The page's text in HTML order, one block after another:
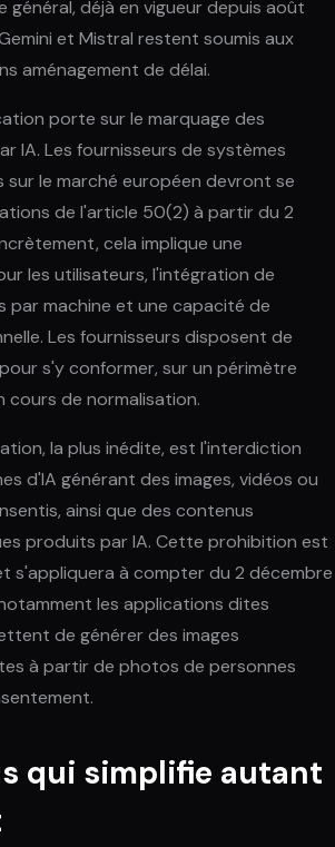
général, déjà en vigueur depuis août
et Mistral restent soumis aux
aménagement de délai.
porte sur le marquage des
IA. Les fournisseurs de systèmes
le marché européen devront se
de l'article 50(2) à partir du 2
cela implique une
les utilisateurs, l'intégration de
par machine et une capacité de
Les fournisseurs disposent de
s'y conformer, sur un périmètre
cours de normalisation.
la plus inédite, est l'interdiction
d'IA générant des images, vidéos ou
ainsi que des contenus
produits par IA. Cette prohibition est
s'appliquera à compter du 2 décembre
les applications dites
de générer des images
à partir de photos de personnes
qui simplifie autant